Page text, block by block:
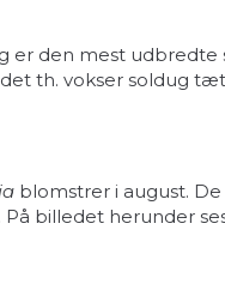
den mest udbredte
th. vokser soldug
blomstrer i august.
billedet herunder